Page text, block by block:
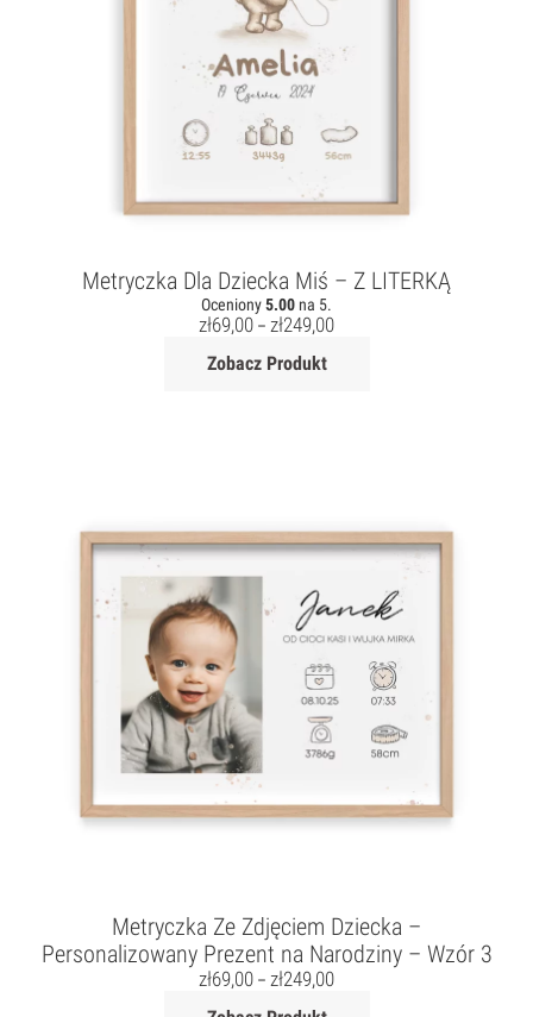
Metryczka Dla Dziecka Miś – Z LITERKĄ
Oceniony5.00 na 5.
zł69,00 – zł249,00
Zobacz Produkt
Metryczka Ze Zdjęciem Dziecka –
Personalizowany Prezent na Narodziny – Wzór 3
zł69,00 – zł249,00